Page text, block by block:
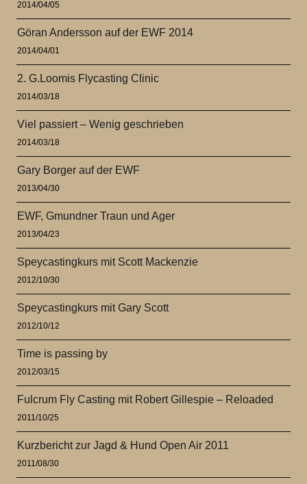
2014/04/05
Göran Andersson auf der EWF 2014
2014/04/01
2. G.Loomis Flycasting Clinic
2014/03/18
Viel passiert – Wenig geschrieben
2014/03/18
Gary Borger auf der EWF
2013/04/30
EWF, Gmundner Traun und Ager
2013/04/23
Speycastingkurs mit Scott Mackenzie
2012/10/30
Speycastingkurs mit Gary Scott
2012/10/12
Time is passing by
2012/03/15
Fulcrum Fly Casting mit Robert Gillespie – Reloaded
2011/10/25
Kurzbericht zur Jagd & Hund Open Air 2011
2011/08/30